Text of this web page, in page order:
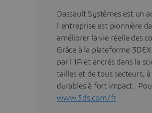
Dassault Systèmes est un
l'entreprise est pionnière
améliorer la vie réelle des
Grâce à la plateforme
par l'IA et ancrés dans la
tailles et de tous secteurs,
durables à fort impact.
www.3ds.com/fr